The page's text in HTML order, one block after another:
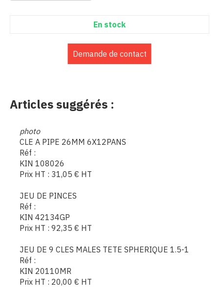
En stock
Demande de contact
Articles suggérés :
photo
CLE A PIPE 26MM 6X12PANS
Réf :
KIN 108026
Prix HT : 31,05 € HT
JEU DE PINCES
Réf :
KIN 42134GP
Prix HT : 92,35 € HT
JEU DE 9 CLES MALES TETE SPHERIQUE 1.5-1
Réf :
KIN 20110MR
Prix HT : 20,00 € HT